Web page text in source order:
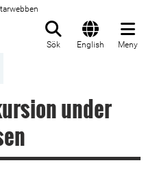
Sök English Meny
under